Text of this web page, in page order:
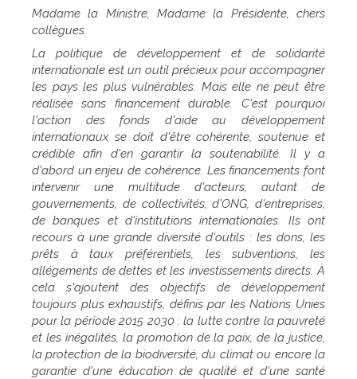
Madame la Ministre, Madame la Présidente, chers
collègues.
La politique de développement et de solidarité
internationale est un outil précieux pour accompagner
les pays les plus vulnérables. Mais elle ne peut être
réalisée sans financement durable. C'est pourquoi
l'action des fonds d'aide au développement
internationaux se doit d'être cohérente, soutenue et
crédible afin d'en garantir la soutenabilité. Il y a
d'abord un enjeu de cohérence. Les financements font
intervenir une multitude d'acteurs, autant de
gouvernements, de collectivités, d'ONG, d'entreprises,
de banques et d'institutions internationales. Ils ont
recours à une grande diversité d'outils : les dons, les
prêts à taux préférentiels, les subventions, les
allégements de dettes et les investissements directs. À
cela s'ajoutent des objectifs de développement
toujours plus exhaustifs, définis par les Nations Unies
pour la période 2015 2030 : la lutte contre la pauvreté
et les inégalités, la promotion de la paix, de la justice,
la protection de la biodiversité, du climat ou encore la
garantie d'une éducation de qualité et d'une santé